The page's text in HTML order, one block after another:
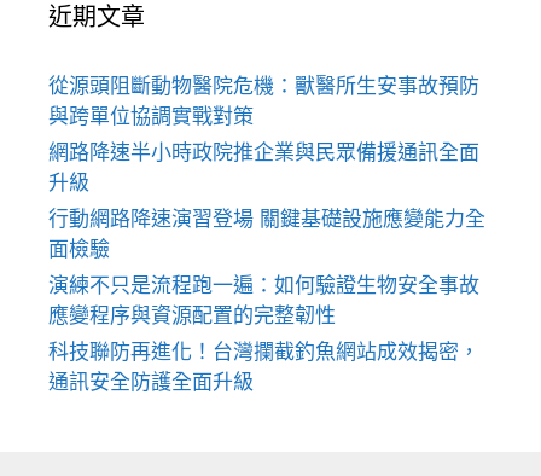
近期文章
從源頭阻斷動物醫院危機：獸醫所生安事故預防
與跨單位協調實戰對策
網路降速半小時政院推企業與民眾備援通訊全面
升級
行動網路降速演習登場 關鍵基礎設施應變能力全
面檢驗
演練不只是流程跑一遍：如何驗證生物安全事故
應變程序與資源配置的完整韌性
科技聯防再進化！台灣攔截釣魚網站成效揭密，
通訊安全防護全面升級